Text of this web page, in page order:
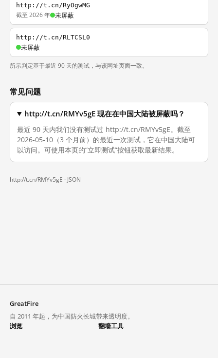
http://t.cn/RyOgwMG
截至 2026 年 未屏蔽
http://t.cn/RLTCSL0
未屏蔽
所示判定基于最近 90 天的测试，与该网址页面一致。
常见问题
http://t.cn/RMYv5gE 现在在中国大陆被屏蔽吗？
最近 90 天内我们没有测试过 http://t.cn/RMYv5gE。截至
2026-05-10（3 个月前）的最近一次测试，它在中国大陆可
以访问。可使用本页的“立即测试”按钮获取最新结果。
http://t.cn/RMYv5gE · JSON
GreatFire
自 2011 年起，为中国防火长城带来透明度。
浏览
翻墙工具